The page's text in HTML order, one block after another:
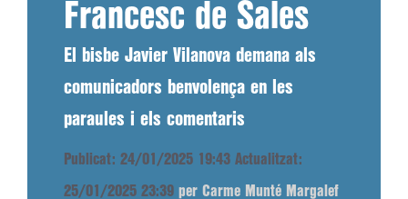
Francesc de Sales
El bisbe Javier Vilanova demana als
comunicadors benvolença en les
paraules i els comentaris
Publicat: 24/01/2025 19:43 Actualitzat:
25/01/2025 23:39 per Carme Munté Margalef